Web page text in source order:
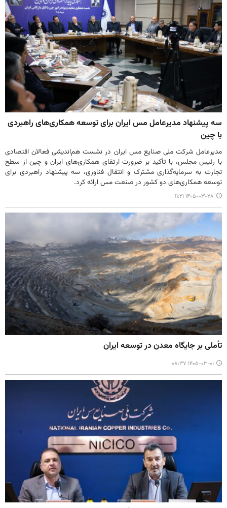
سه پیشنهاد مدیرعامل مس ایران برای توسعه همکاری‌های راهبردی
با چین
مدیرعامل شرکت ملی صنایع مس ایران در نشست هم‌اندیشی فعالان اقتصادی
با رئیس مجلس، با تأکید بر ضرورت ارتقای همکاری‌های ایران و چین از سطح
تجارت به سرمایه‌گذاری مشترک و انتقال فناوری، سه پیشنهاد راهبردی برای
توسعه همکاری‌های دو کشور در صنعت مس ارائه کرد.
۱۴۰۵-۰۳-۲۸ ۱۱:۲۱
تأملی بر جایگاه معدن در توسعه ایران
۱۴۰۵-۰۳-۰۱ ۰۸:۳۷